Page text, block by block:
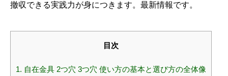
撤収できる実践力が身につきます。最新情報です。
目次
1. 自在金具 2つ穴 3つ穴 使い方の基本と選び方の全体像